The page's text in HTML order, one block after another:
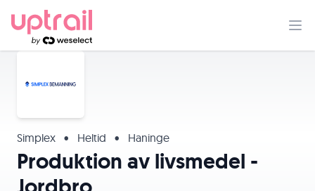
Simplex • Heltid • Haninge
Produktion av livsmedel -